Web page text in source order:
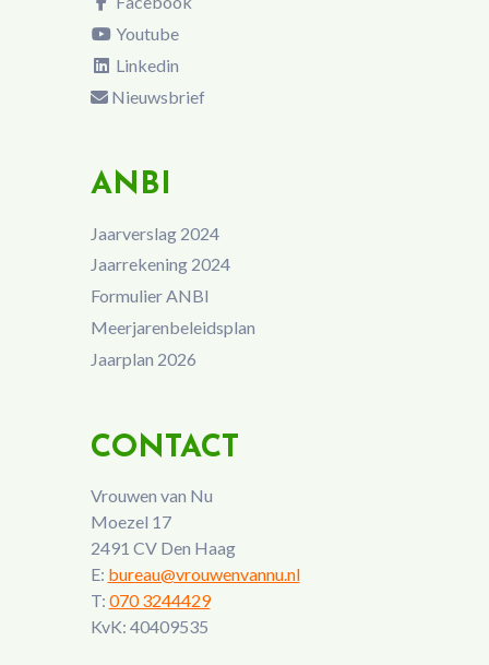
Youtube
Linkedin
Nieuwsbrief
ANBI
Jaarverslag 2024
Jaarrekening 2024
Formulier ANBI
Meerjarenbeleidsplan
Jaarplan 2026
CONTACT
Vrouwen van Nu
Moezel 17
2491 CV Den Haag
E: bureau@vrouwenvannu.nl
T: 070 3244429
KvK: 40409535